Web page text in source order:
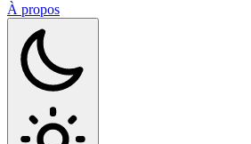
À propos